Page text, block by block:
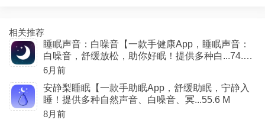
相关推荐
睡眠声音：白噪音【一款手健康App，睡眠声音：
白噪音，舒缓放松，助你好眠！提供多种白...74.1
M
6月前
安静梨睡眠【一款手助眠App，舒缓助眠，宁静入
睡！提供多种自然声音、白噪音、冥...55.6 M
8月前